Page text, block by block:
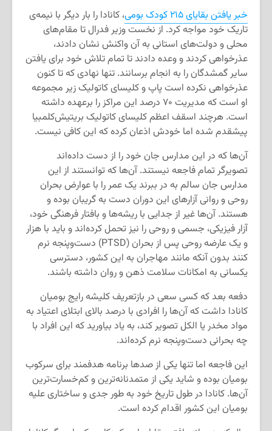
خبر یافتن بقایای ۲۱۵ کودک بومی
، کانادا را بار دیگر با نیمه‌ی
تاریک خود مواجه کرد. از نخست وزیر فدرال تا مقام‌های
محلی و دولت‌های استانی به آن واکنش نشان دادند،
عذرخواهی کردند و وعده دادند تا تمام تلاش خود برای یافتن
سایر گمشدگان را به انجام برسانند. تنها نهادی که تا کنون
عذرخواهی نکرده است پاپ و کلیسای کاتولیک زیر مجموعه
او است که مدیریت ۷۰ درصد این مراکز را برعهده داشته
است. هرچند اسقف اعظم کلیسای کاتولیک بریتیش‌کلمبیا
پیشقدم شده اما خودش اذعان کرده که این کافی نیست.
آن‌ها که در این مدارس جان خود را از دست داده‌اند
تصویرگر تمام فاجعه نیستند. آن‌ها که توانستند از این
مدارس جان سالم به در ببرند یک عمر را با عوارض بحران
روحی و روانی آزارهای این دوران دست به گریبان بوده و
هستند. آن‌ها غیر از جدایی با ریشه‌ها و بافتار فرهنگی خود،
آزار فیزیکی، جسمی و روحی را نیز تحمل کرده‌اند و باید با هزار
و یک عارضه روحی پس از بحران (PTSD) دست‌وپنجه نرم
کنند بدون آنکه مانند مهاجران به این کشور، دسترسی
یکسانی به امکانات سلامت ذهن و روان داشته باشند.
دفعه بعد که کسی سعی در بازتعریف کلیشه رایج بومیان
کانادا داشت که آن‌ها را افرادی با درصد بالای ابتلای اعتیاد به
مواد مخدر یا الکل تصویر کند، به یاد بیاورید که این افراد با
چه بحرانی دست‌وپنجه نرم کرده‌اند.
این فاجعه اما تنها یکی از صدها برنامه هدفمند برای سرکوب
بومیان بوده و شاید یکی از متمدنانه‌ترین و کم‌خسارت‌ترین
آن‌ها. کانادا در طول تاریخ خود به طور جدی و ساختاری علیه
بومیان این کشور اقدام کرده است.